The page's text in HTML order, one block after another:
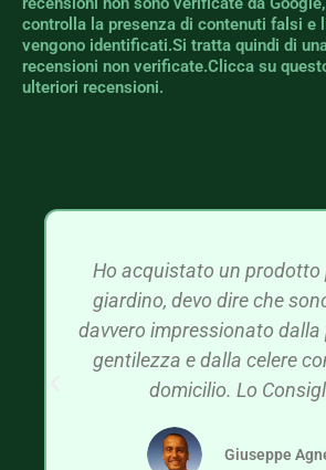
controlla la presenza di contenuti falsi e
vengono identificati.Si tratta quindi di
recensioni non verificate.Clicca su
ulteriori recensioni.
Ho acquistato un prodotto
giardino, devo dire che
davvero impressionato dalla
gentilezza e dalla celere
domicilio. Lo
Giuseppe